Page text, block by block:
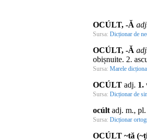
OCÚLT, -Ă
Sursa: Dicționar de
OCÚLT, -Ă
obișnuite. 2.
Sursa: Marele
OCÚLT adj. 1.
Sursa: Dicționar de
ocúlt adj. m., pl.
Sursa: Dicționar
OCÚLT ~tă